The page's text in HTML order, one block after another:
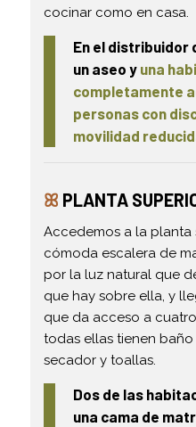
cocinar como en casa.
En el distribuidor
un aseo y una
completamente
personas con
movilidad
ꕤ PLANTA
Accedemos a la planta
cómoda escalera de
por la luz natural que
que hay sobre ella, y
que da acceso a
todas ellas tienen
secador y toallas.
Dos de las
una cama de